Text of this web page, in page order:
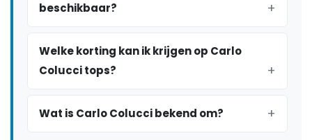
beschikbaar?
Welke korting kan ik krijgen op Carlo
Colucci tops?
Wat is Carlo Colucci bekend om?